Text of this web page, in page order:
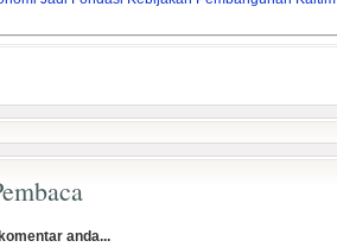
anda...